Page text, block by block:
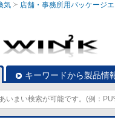
気 店舗・事務所用パッケージ
キーワードから製品情